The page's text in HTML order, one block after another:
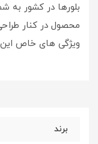
بلورها در کشور به
محصول در کنار
ویژگی های خاص
برند